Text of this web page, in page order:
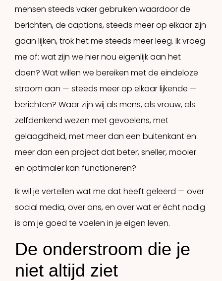
mensen steeds vaker gebruiken waardoor de
berichten, de captions, steeds meer op elkaar zijn
gaan lijken, trok het me steeds meer leeg. Ik vroeg
me af: wat zijn we hier nou eigenlijk aan het
doen? Wat willen we bereiken met de eindeloze
stroom aan — steeds meer op elkaar lijkende —
berichten? Waar zijn wij als mens, als vrouw, als
zelfdenkend wezen met gevoelens, met
gelaagdheid, met meer dan een buitenkant en
meer dan een project dat beter, sneller, mooier
en optimaler kan functioneren?
Ik wil je vertellen wat me dat heeft geleerd — over
social media, over ons, en over wat er écht nodig
is om je goed te voelen in je eigen leven.
De onderstroom die je
niet altijd ziet